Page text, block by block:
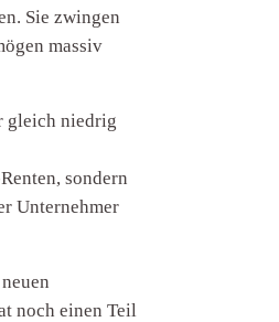
Sie zwingen
massiv
gleich niedrig
sondern
Unternehmer
noch einen Teil